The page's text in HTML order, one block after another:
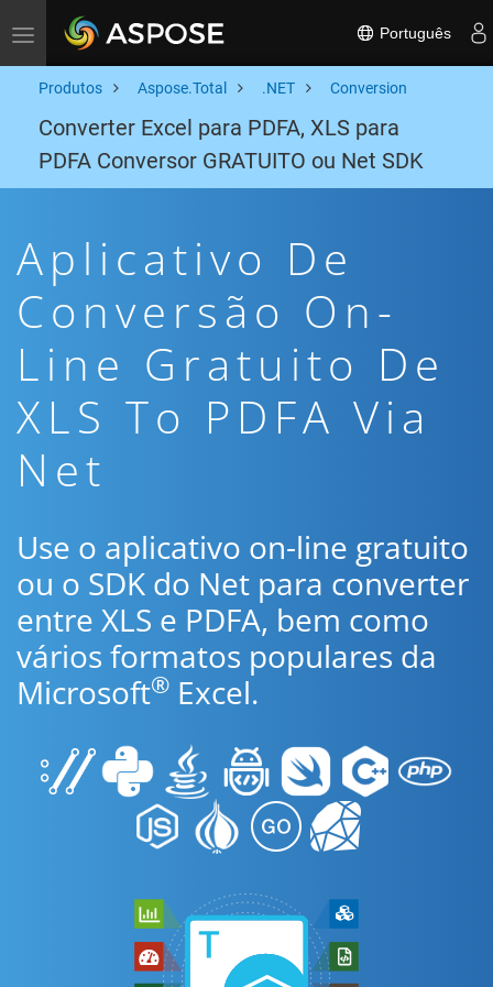
Toggle navigation Português
Produtos Aspose.Total .NET Conversion
Converter Excel para PDFA, XLS para
PDFA Conversor GRATUITO ou Net SDK
Aplicativo De
Conversão On-
Line Gratuito De
XLS To PDFA Via
Net
Use o aplicativo on-line gratuito
ou o SDK do Net para converter
entre XLS e PDFA, bem como
vários formatos populares da
Microsoft® Excel.